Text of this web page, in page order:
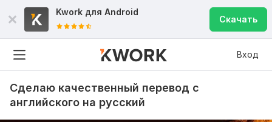
Kwork для Android
Скачать
Вход
Сделаю качественный перевод с
английского на русский